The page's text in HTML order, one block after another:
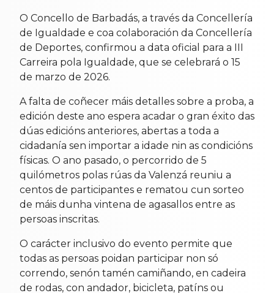
O Concello de Barbadás, a través da Concellería
de Igualdade e coa colaboración da Concellería
de Deportes, confirmou a data oficial para a III
Carreira pola Igualdade, que se celebrará o 15
de marzo de 2026.
A falta de coñecer máis detalles sobre a proba, a
edición deste ano espera acadar o gran éxito das
dúas edicións anteriores, abertas a toda a
cidadanía sen importar a idade nin as condicións
físicas. O ano pasado, o percorrido de 5
quilómetros polas rúas da Valenzá reuniu a
centos de participantes e rematou cun sorteo
de máis dunha vintena de agasallos entre as
persoas inscritas.
O carácter inclusivo do evento permite que
todas as persoas poidan participar non só
correndo, senón tamén camiñando, en cadeira
de rodas, con andador, bicicleta, patíns ou